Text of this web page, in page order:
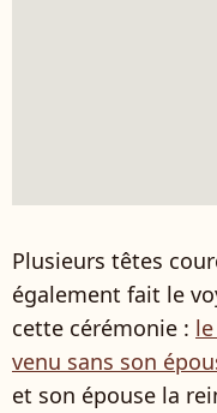
Plusieurs têtes
également fait le
cette cérémonie :
venu sans son
et son épouse la